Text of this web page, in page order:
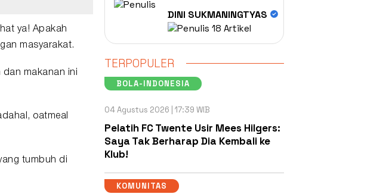
ya! Apakah
masyarakat.
makanan ini
oatmeal
tumbuh di
DINI SUKMANINGTYAS
18 Artikel
TERPOPULER
BOLA-INDONESIA
04 Agustus 2026 | 17:39 WIB
Pelatih FC Twente Usir Mees Hilgers:
Saya Tak Berharap Dia Kembali ke
Klub!
KOMUNITAS